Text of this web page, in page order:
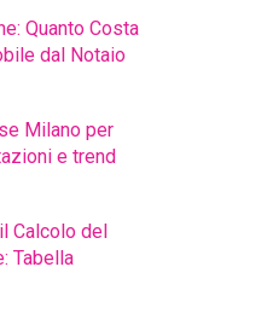
Quanto Costa
dal Notaio
Milano per
e trend
Calcolo del
Tabella